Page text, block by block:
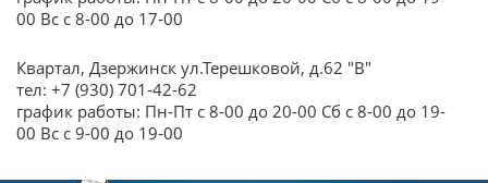
00 Вс с 8-00 до 17-00
Квартал, Дзержинск ул.Терешковой, д.62 "В"
тел: +7 (930) 701-42-62
график работы: Пн-Пт с 8-00 до 20-00 Сб с 8-00 до 19-
00 Вс с 9-00 до 19-00